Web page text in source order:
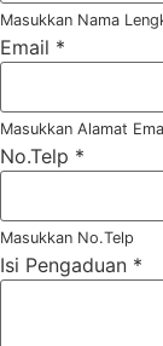
Masukkan Nama
Email *
Masukkan Alamat
No.Telp *
Masukkan No.Telp
Isi Pengaduan *